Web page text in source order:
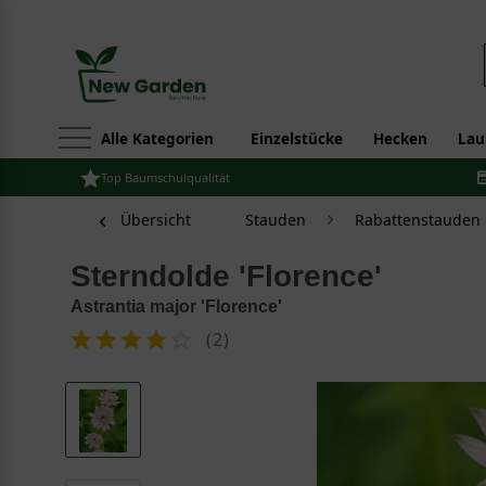
Alle Kategorien Einzelstücke Hecken
Top Baumschulqualität
Übersicht Stauden Rabattenstauden
Sterndolde 'Florence'
Astrantia major 'Florence'
(2)